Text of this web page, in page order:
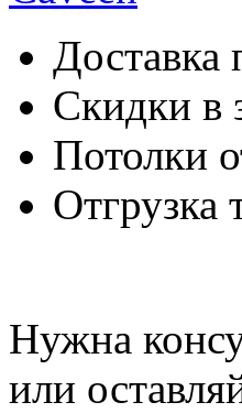
Доставка
Скидки в
Потолки
Отгрузка
Нужна
или